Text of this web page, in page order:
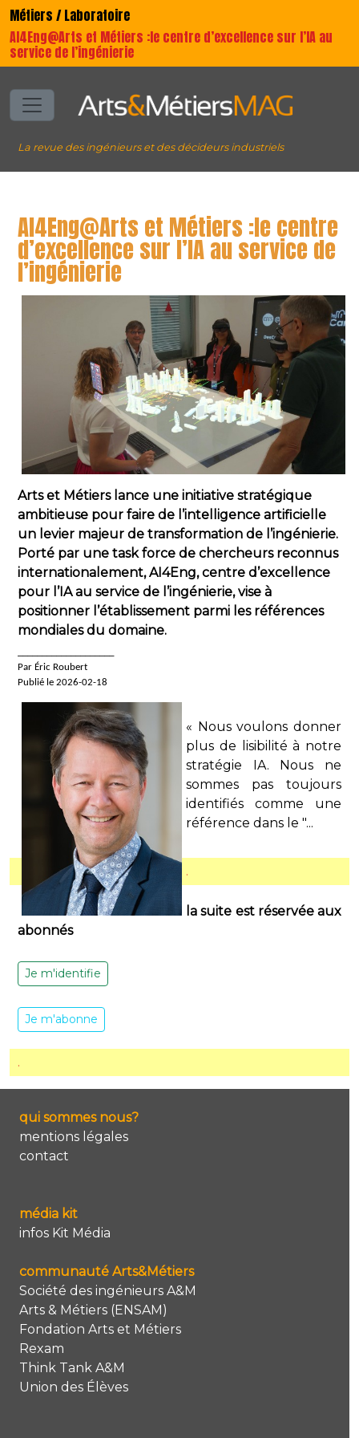
Métiers / Laboratoire
AI4Eng@Arts et Métiers :le centre d’excellence sur l’IA au
service de l’ingénierie
La revue des ingénieurs et des décideurs industriels
AI4Eng@Arts et Métiers :le centre
d’excellence sur l’IA au service de
l’ingénierie
Arts et Métiers lance une initiative stratégique
ambitieuse pour faire de l’intelligence artificielle
un levier majeur de transformation de l’ingénierie.
Porté par une task force de chercheurs reconnus
internationalement, AI4Eng, centre d’excellence
pour l’IA au service de l’ingénierie, vise à
positionner l’établissement parmi les références
mondiales du domaine.
Par Éric Roubert
Publié le 2026-02-18
« Nous voulons donner
plus de lisibilité à notre
stratégie IA. Nous ne
sommes pas toujours
identifiés comme une
référence dans le "...
.
la suite est réservée aux
abonnés
Je m'identifie
Je m'abonne
.
qui sommes nous?
mentions légales
contact
média kit
infos Kit Média
communauté Arts&Métiers
Société des ingénieurs A&M
Arts & Métiers (ENSAM)
Fondation Arts et Métiers
Rexam
Think Tank A&M
Union des Élèves